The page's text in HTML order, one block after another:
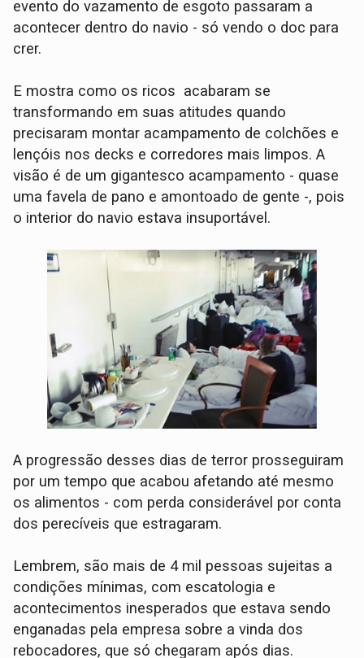
evento do vazamento de esgoto passaram a
acontecer dentro do navio - só vendo o doc para
crer.
E mostra como os ricos acabaram se
transformando em suas atitudes quando
precisaram montar acampamento de colchões e
lençóis nos decks e corredores mais limpos. A
visão é de um gigantesco acampamento - quase
uma favela de pano e amontoado de gente -, pois
o interior do navio estava insuportável.
A progressão desses dias de terror prosseguiram
por um tempo que acabou afetando até mesmo
os alimentos - com perda considerável por conta
dos perecíveis que estragaram.
Lembrem, são mais de 4 mil pessoas sujeitas a
condições mínimas, com escatologia e
acontecimentos inesperados que estava sendo
enganadas pela empresa sobre a vinda dos
rebocadores, que só chegaram após dias.